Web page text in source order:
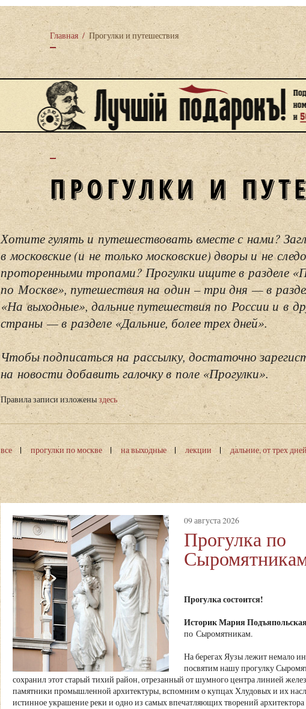
Главная / Прогулки и путешествия
ПРОГУЛКИ И
Хотите гулять и путешествовать вместе с нами?
в московские (и не только московские) дворы и не
проторенными тропами? Прогулки ищите в разделе
по Москве», путешествия на один – три дня — в
«На выходные», дальние путешествия по России и в
страны — в разделе «Дальние, более трех дней».
Чтобы подписаться на рассылку, достаточно
на новости добавить галочку в поле «Прогулки».
Правила записи изложеныздесь
все прогулки по москве на выходные лекции дальние, от трех
09 августа 2026
Прогулка по
Прогулка состоится!
Историк Мария Подъяпольская
по Сыромятникам.
На берегах Яузы лежит немало
посвятим нашу прогулку
сохранил этот старый тихий район, отрезанный от шумного центра линией
памятники промышленной архитектуры, вспомним о купцах Хлудовых и их
истинное украшение реки и одно из самых впечатляющих творений архитектора